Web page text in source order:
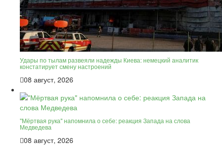
Удары по тылам развеяли надежды Киева: немецкий аналитик
констатирует смену настроений
08 август, 2026
"Мёртвая рука" напомнила о себе: реакция Запада на слова
Медведева
08 август, 2026